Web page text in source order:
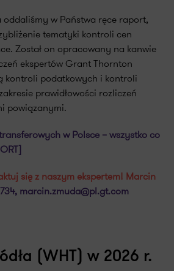
w Państwa ręce raport,
tematyki kontroli cen
Został on opracowany na kanwie
ekspertów Grant Thornton
kontroli podatkowych i kontroli
prawidłowości rozliczeń
powiązanymi.
w Polsce – wszystko co
się z naszym ekspertem! Marcin
marcin.zmuda@pl.gt.com
(WHT) w 2026 r.